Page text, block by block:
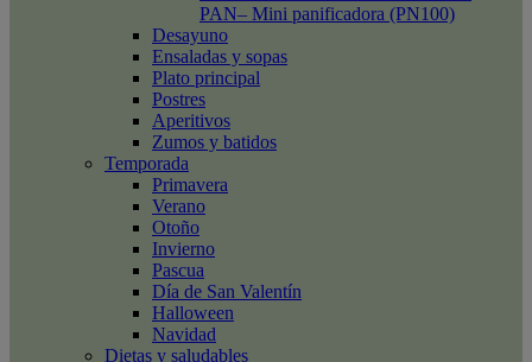
PAN– Mini panificadora (PN100)
Desayuno
Ensaladas y sopas
Plato principal
Postres
Aperitivos
Zumos y batidos
Temporada
Primavera
Verano
Otoño
Invierno
Pascua
Día de San Valentín
Halloween
Navidad
Dietas y saludables